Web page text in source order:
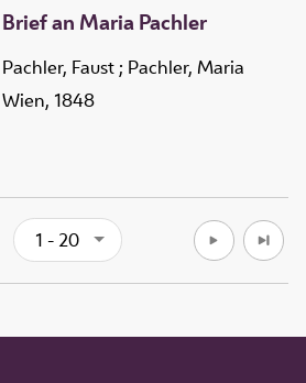
Brief an Maria Pachler
Pachler, Faust ; Pachler, Maria
Wien, 1848
1 - 20